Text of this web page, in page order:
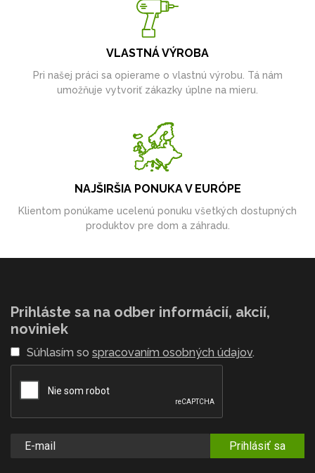
VLASTNÁ VÝROBA
Pri našej práci sa opierame o vlastnú výrobu. Tá nám
umožňuje vytvoriť zákazky úplne na mieru.
NAJŠIRŠIA PONUKA V EURÓPE
Klientom ponúkame ucelenú ponuku všetkých dostupných
produktov pre dom a záhradu.
Prihláste sa na odber informácií, akcií,
noviniek
Súhlasím so spracovaním osobných údajov.
Prihlásiť sa